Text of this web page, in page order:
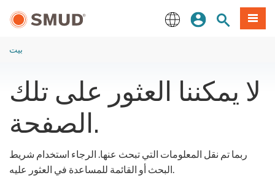
إلى
تسجيل الدخول
بحث الموقع
طعام
بيت
لا يمكننا العثور على تلك
الصفحة.
ربما تم نقل المعلومات التي تبحث عنها. الرجاء استخدام شريط
البحث أو القائمة للمساعدة في العثور عليه.